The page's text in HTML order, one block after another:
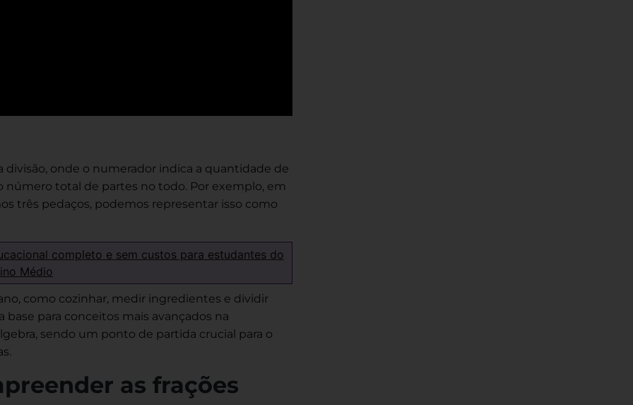
divisão, onde o numerador indica a quantidade de
número total de partes no todo. Por exemplo, em
três pedaços, podemos representar isso como
completo e sem custos para estudantes do
Médio
como cozinhar, medir ingredientes e dividir
base para conceitos mais avançados na
sendo um ponto de partida crucial para o
as frações